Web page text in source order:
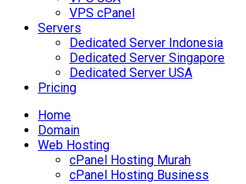
VPS cPanel
Servers
Dedicated Server Indonesia
Dedicated Server Singapore
Dedicated Server USA
Pricing
Home
Domain
Web Hosting
cPanel Hosting Murah
cPanel Hosting Business